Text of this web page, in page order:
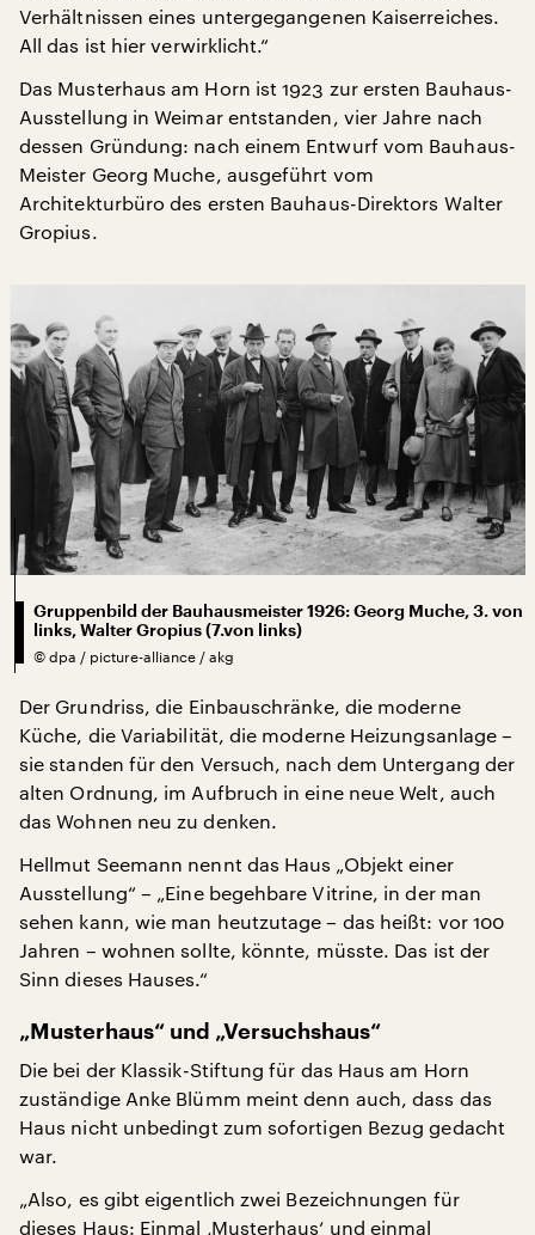
Verhältnissen eines untergegangenen Kaiserreiches.
All das ist hier verwirklicht.“
Das Musterhaus am Horn ist 1923 zur ersten Bauhaus-
Ausstellung in Weimar entstanden, vier Jahre nach
dessen Gründung: nach einem Entwurf vom Bauhaus-
Meister Georg Muche, ausgeführt vom
Architekturbüro des ersten Bauhaus-Direktors Walter
Gropius.
Gruppenbild der Bauhausmeister 1926: Georg Muche, 3. von
links, Walter Gropius (7.von links)
© dpa / picture-alliance / akg
Der Grundriss, die Einbauschränke, die moderne
Küche, die Variabilität, die moderne Heizungsanlage –
sie standen für den Versuch, nach dem Untergang der
alten Ordnung, im Aufbruch in eine neue Welt, auch
das Wohnen neu zu denken.
Hellmut Seemann nennt das Haus „Objekt einer
Ausstellung“ – „Eine begehbare Vitrine, in der man
sehen kann, wie man heutzutage – das heißt: vor 100
Jahren – wohnen sollte, könnte, müsste. Das ist der
Sinn dieses Hauses.“
„Musterhaus“ und „Versuchshaus“
Die bei der Klassik-Stiftung für das Haus am Horn
zuständige Anke Blümm meint denn auch, dass das
Haus nicht unbedingt zum sofortigen Bezug gedacht
war.
„Also, es gibt eigentlich zwei Bezeichnungen für
dieses Haus: Einmal ‚Musterhaus‘ und einmal